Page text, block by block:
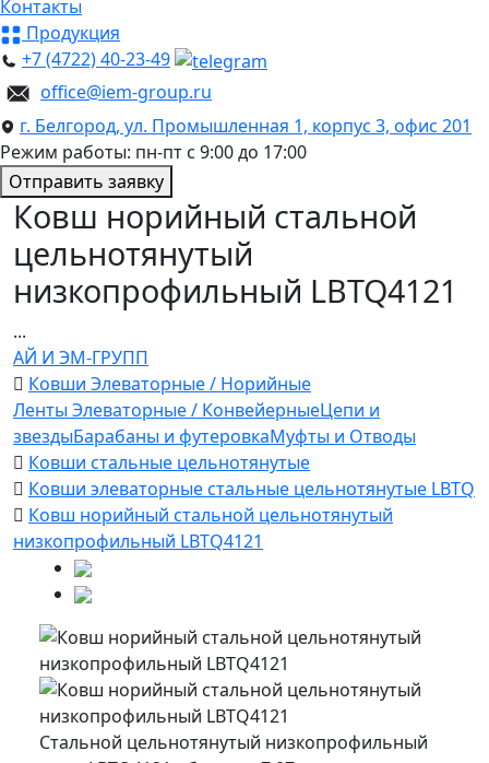
Контакты
Продукция
+7 (4722) 40-23-49
office@iem-group.ru
г. Белгород, ул. Промышленная 1, корпус 3, офис 201
Режим работы: пн-пт с 9:00 до 17:00
Отправить заявку
Ковш норийный стальной
цельнотянутый
низкопрофильный LBTQ4121
...
АЙ И ЭМ-ГРУПП
Ковши Элеваторные / Норийные
Ленты Элеваторные / КонвейерныеЦепи и
звездыБарабаны и футеровкаМуфты и Отводы
Ковши стальные цельнотянутые
Ковши элеваторные стальные цельнотянутые LBTQ
Ковш норийный стальной цельнотянутый
низкопрофильный LBTQ4121
Стальной цельнотянутый низкопрофильный